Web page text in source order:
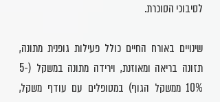
לסיבוכי הסוכרת.
שינויים באורח החיים כולל פעילות גופנית מתונה,
תזונה בריאה ומאוזנת, וירידה מתונה במשקל (5-
10% ממשקל הגוף) במטופלים עם עודף משקל,